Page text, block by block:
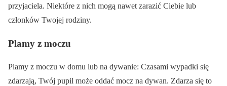
przyjaciela. Niektóre z nich mogą nawet zarazić Ciebie lub
członków Twojej rodziny.
Plamy z moczu
Plamy z moczu w domu lub na dywanie: Czasami wypadki się
zdarzają, Twój pupil może oddać mocz na dywan. Zdarza się to